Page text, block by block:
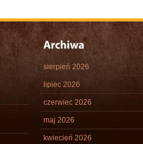
sierpień 2026
lipiec 2026
czerwiec 2026
maj 2026
kwiecień 2026